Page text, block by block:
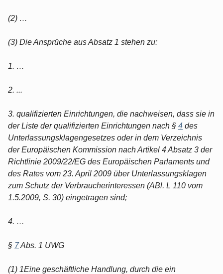
(2) …
(3) Die Ansprüche aus Absatz 1 stehen zu:
1. …
2. ...
3. qualifizierten Einrichtungen, die nachweisen, dass sie in
der Liste der qualifizierten Einrichtungen nach § 4 des
Unterlassungsklagengesetzes oder in dem Verzeichnis
der Europäischen Kommission nach Artikel 4 Absatz 3 der
Richtlinie 2009/22/EG des Europäischen Parlaments und
des Rates vom 23. April 2009 über Unterlassungsklagen
zum Schutz der Verbraucherinteressen (ABl. L 110 vom
1.5.2009, S. 30) eingetragen sind;
4. …
§ 7Abs. 1 UWG
(1) 1Eine geschäftliche Handlung, durch die ein